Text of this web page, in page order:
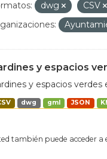
dwg CSV
y espacios
y espacios verdes
dwg gml JSON
también puede acceder